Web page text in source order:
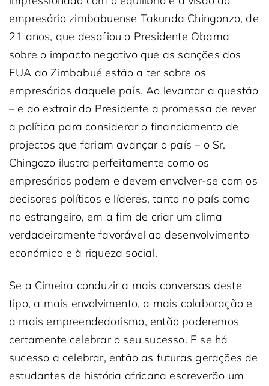
empresário zimbabuense Takunda Chingonzo, de
21 anos, que desafiou o Presidente Obama
sobre o impacto negativo que as sanções dos
EUA ao Zimbabué estão a ter sobre os
empresários daquele país. Ao levantar a questão
– e ao extrair do Presidente a promessa de rever
a política para considerar o financiamento de
projectos que fariam avançar o país – o Sr.
Chingozo ilustra perfeitamente como os
empresários podem e devem envolver-se com os
decisores políticos e líderes, tanto no país como
no estrangeiro, em a fim de criar um clima
verdadeiramente favorável ao desenvolvimento
económico e à riqueza social.
Se a Cimeira conduzir a mais conversas deste
tipo, a mais envolvimento, a mais colaboração e
a mais empreendedorismo, então poderemos
certamente celebrar o seu sucesso. E se há
sucesso a celebrar, então as futuras gerações de
estudantes de história africana escreverão um